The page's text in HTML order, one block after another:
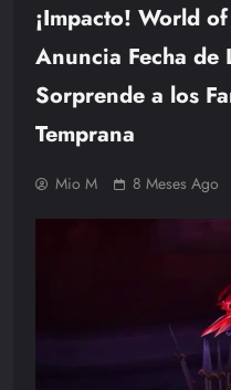
¡Impacto! World
Anuncia Fecha de
Sorprende a los
Temprana
Mio M 8 Meses Ago